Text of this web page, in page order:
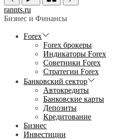
rannts.ru
Бизнес и Финансы
Forex
Forex брокеры
Индикаторы Forex
Советники Forex
Стратегии Forex
Банковский сектор
Автокредиты
Банковские карты
Депозиты
Кредитование
Бизнес
Инвестиции